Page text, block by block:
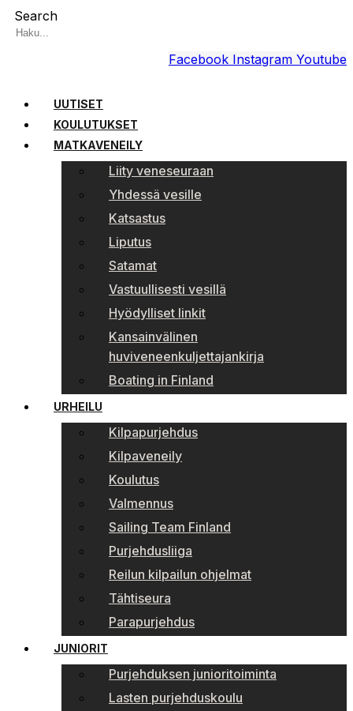
Search
Facebook Instagram Youtube
UUTISET
KOULUTUKSET
MATKAVENEILY
Liity veneseuraan
Yhdessä vesille
Katsastus
Liputus
Satamat
Vastuullisesti vesillä
Hyödylliset linkit
Kansainvälinen
huviveneenkuljettajankirja
Boating in Finland
URHEILU
Kilpapurjehdus
Kilpaveneily
Koulutus
Valmennus
Sailing Team Finland
Purjehdusliiga
Reilun kilpailun ohjelmat
Tähtiseura
Parapurjehdus
JUNIORIT
Purjehduksen junioritoiminta
Lasten purjehduskoulu